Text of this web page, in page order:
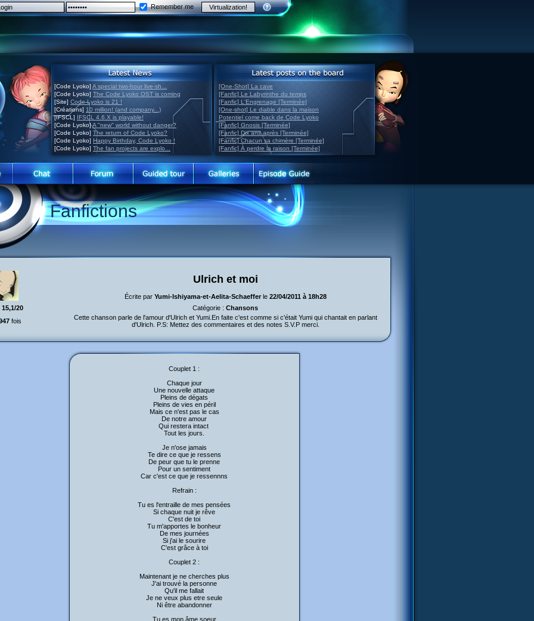
Remember me
[Code Lyoko] A special two-hour live-sh...
[Code Lyoko] The Code Lyoko OST is coming
[Site] Code Lyoko is 21 !
[Créations] 10 million! (and company...)
[IFSCL] IFSCL 4.6.X is playable!
[Code Lyoko]A "new" world without danger?
[Code Lyoko] The return of Code Lyoko?
[Code Lyoko] Happy Birthday, Code Lyoko !
[Code Lyoko] The fan projects are explo...
[One-Shot] La cave
[Fanfic] Le Labyrinthe du temps
[Fanfic] L'Engrenage [Terminée]
[One-shot] Le diable dans la maison
Potentiel come back de Code Lyoko
[Fanfic] Gnosis [Terminée]
[Fanfic] Dix ans après [Terminée]
[Fanfic] Chacun sa chimère [Terminée]
[Fanfic] À perdre la raison [Terminée]
Fanfictions
Ulrich et moi
Écrite par Yumi-Ishiyama-et-Aelita-Schaefferle 22/04/2011 à 18h28
15,1/20 Catégorie : Chansons
fois
Cette chanson parle de l'amour d'Ulrich et Yumi.En faite c'est comme si c'était Yumi qui chantait en parlant
d'Ulrich. P.S: Mettez des commentaires et des notes S.V.P merci.
Couplet 1 :
Chaque jour
Une nouvelle attaque
Pleins de dégats
Pleins de vies en péril
Mais ce n'est pas le cas
De notre amour
Qui restera intact
Tout les jours.
Je n'ose jamais
Te dire ce que je ressens
De peur que tu le prenne
Pour un sentiment
Car c'est ce que je ressennns
Refrain :
Tu es l'entraille de mes pensées
Si chaque nuit je rêve
C'est de toi
Tu m'apportes le bonheur
De mes journées
Si j'ai le sourire
C'est grâce à toi
Couplet 2 :
Maintenant je ne cherches plus
J'ai trouvé la personne
Qu'il me fallait
Je ne veux plus etre seule
Ni être abandonner
Tu es mon âme soeur